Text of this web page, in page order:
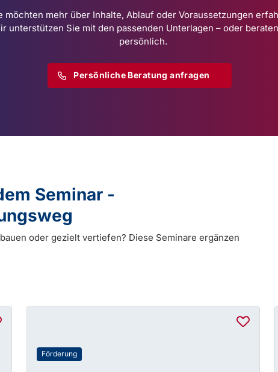
möchten mehr über Inhalte, Ablauf oder Voraussetzungen
unterstützen Sie mit den passenden Unterlagen – oder
persönlich.
Persönliche Beratung anfragen
Seminar -
oder gezielt vertiefen? Diese Seminare ergänzen
Förderung